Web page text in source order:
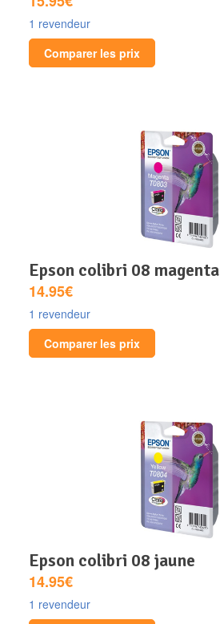
1 revendeur
Comparer les prix
epson colibri 08 magenta
14.95€
1 revendeur
Comparer les prix
epson colibri 08 jaune
14.95€
1 revendeur